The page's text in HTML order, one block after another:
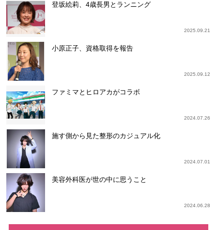
登坂絵莉、4歳長男とランニング
2025.09.21
小原正子、資格取得を報告
2025.09.12
ファミマとヒロアカがコラボ
2024.07.26
施す側から見た整形のカジュアル化
2024.07.01
美容外科医が世の中に思うこと
2024.06.28